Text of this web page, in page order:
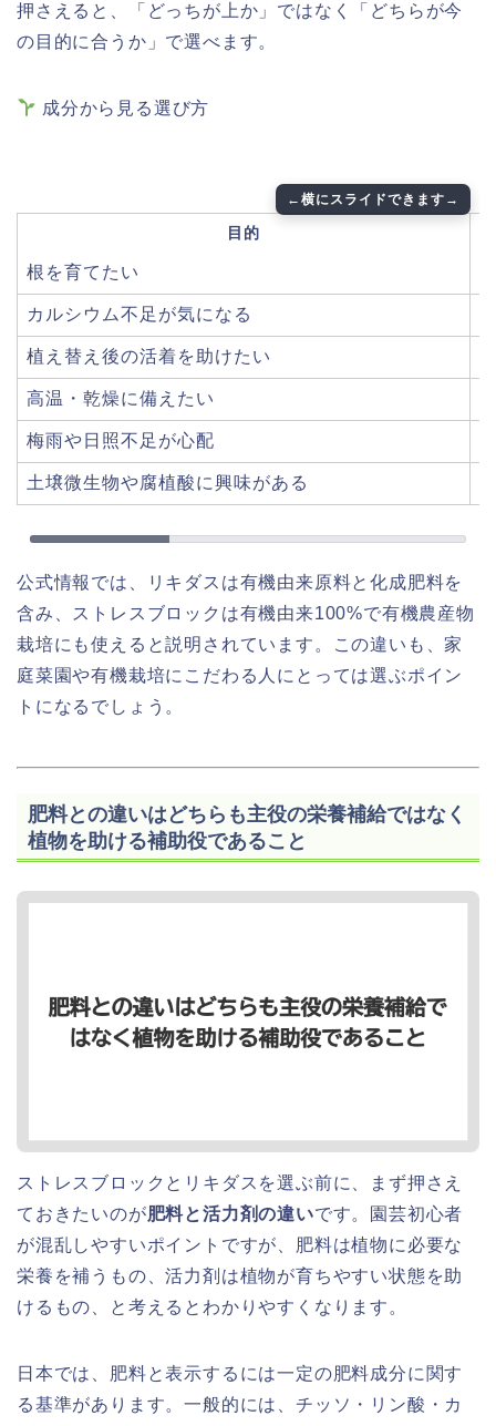
押さえると、「どっちが上か」ではなく「どちらが今
の目的に合うか」で選べます。
成分から見る選び方
目的
根を育てたい
カルシウム不足が気になる
植え替え後の活着を助けたい
高温・乾燥に備えたい
梅雨や日照不足が心配
土壌微生物や腐植酸に興味がある
公式情報では、リキダスは有機由来原料と化成肥料を
含み、ストレスブロックは有機由来100%で有機農産物
栽培にも使えると説明されています。この違いも、家
庭菜園や有機栽培にこだわる人にとっては選ぶポイン
トになるでしょう。
肥料との違いはどちらも主役の栄養補給ではなく
植物を助ける補助役であること
ストレスブロックとリキダスを選ぶ前に、まず押さえ
ておきたいのが肥料と活力剤の違いです。園芸初心者
が混乱しやすいポイントですが、肥料は植物に必要な
栄養を補うもの、活力剤は植物が育ちやすい状態を助
けるもの、と考えるとわかりやすくなります。
日本では、肥料と表示するには一定の肥料成分に関す
る基準があります。一般的には、チッソ・リン酸・カ